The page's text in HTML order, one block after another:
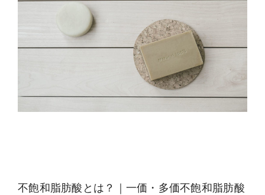
不飽和脂肪酸とは？｜一価・多価不飽和脂肪酸